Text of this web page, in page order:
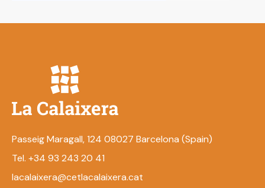
Passeig Maragall, 124 08027 Barcelona (Spain)
Tel. +34 93 243 20 41
lacalaixera@cetlacalaixera.cat